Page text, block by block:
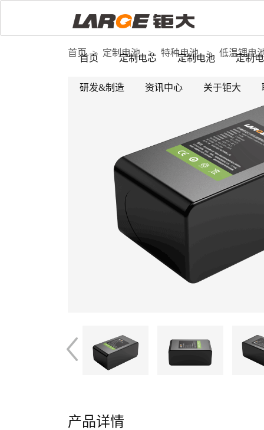
首页 定制电芯 定制电池 定制
研发&制造 资讯中心 关于钜大
首页 > 定制电池 > 特种电池 > 低温锂电
产品详情